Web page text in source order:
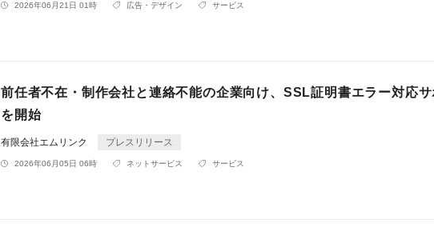
2026年06月21日 01時 広告・デザイン サービス
前任者不在・制作会社と連絡不能の企業向け、SSL証明書エラー対応
を開始
有限会社エムリンク プレスリリース
2026年06月05日 06時 ネットサービス サービス